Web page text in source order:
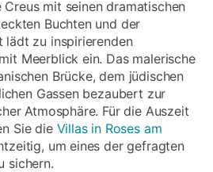
mit seinen dramatischen
Buchten und der
lädt zu inspirierenden
Meerblick ein. Das malerische
Brücke, dem jüdischen
Gassen bezaubert zur
Atmosphäre. Für die Auszeit
Sie die Villas in Roses am
um eines der gefragten
sichern.